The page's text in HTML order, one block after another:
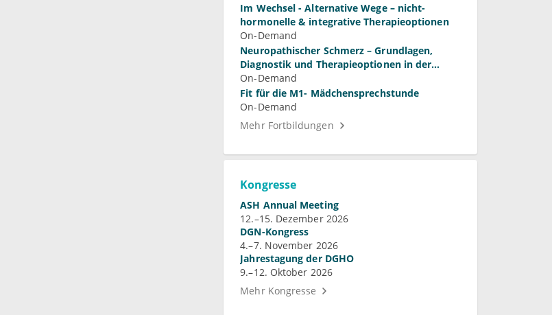
Im Wechsel - Alternative Wege – nicht-
hormonelle & integrative Therapieoptionen
On-Demand
Neuropathischer Schmerz – Grundlagen,
Diagnostik und Therapieoptionen in der
Praxis
On-Demand
Fit für die M1- Mädchensprechstunde
On-Demand
Mehr Fortbildungen
Kongresse
ASH Annual Meeting
12.–15. Dezember 2026
DGN-Kongress
4.–7. November 2026
Jahrestagung der DGHO
9.–12. Oktober 2026
Mehr Kongresse